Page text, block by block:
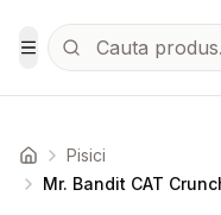
Sari la conținutul
Toggle Menu
Acasa Pisici
Mr. Bandit CAT